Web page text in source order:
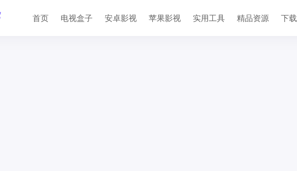
首页 电视盒子 安卓影视 苹果影视 实用工具 精品资源 下载